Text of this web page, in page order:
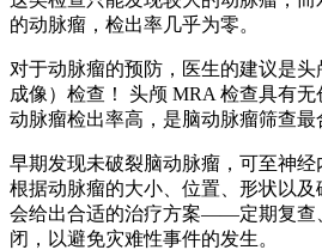
的动脉瘤，检出率几乎为零。
对于动脉瘤的预防，医生的建议是
成像）检查！ 头颅 MRA 检查具有
动脉瘤检出率高，是脑动脉瘤筛查最
早期发现未破裂脑动脉瘤，可至神经
根据动脉瘤的大小、位置、形状以
会给出合适的治疗方案——定期复查
闭，以避免灾难性事件的发生。